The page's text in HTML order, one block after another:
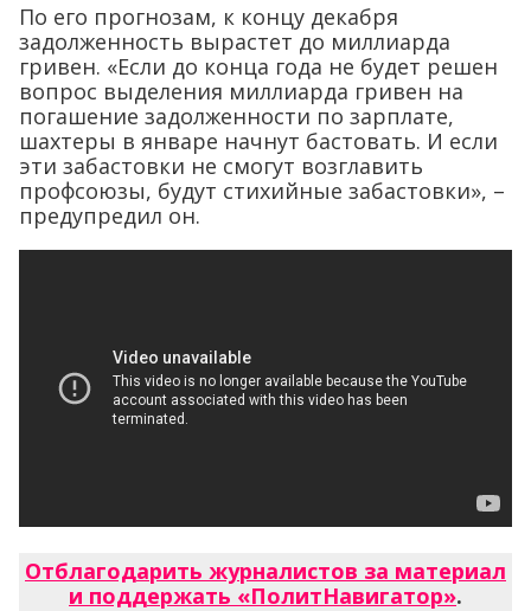
По его прогнозам, к концу декабря
задолженность вырастет до миллиарда
гривен. «Если до конца года не будет решен
вопрос выделения миллиарда гривен на
погашение задолженности по зарплате,
шахтеры в январе начнут бастовать. И если
эти забастовки не смогут возглавить
профсоюзы, будут стихийные забастовки», –
предупредил он.
Отблагодарить журналистов за материал
и поддержать «ПолитНавигатор».